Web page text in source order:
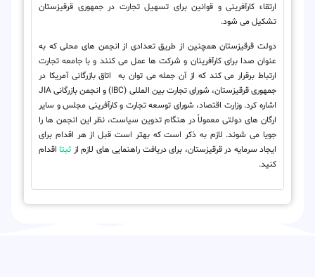
ارتقاء کارآفرینی و قوانین برای تسهیل تجارت در جمهوری قرقیزستان
تشکیل می شود.
دولت قرقیزستان همچنین از طریق تعدادی از انجمن های محلی که به
عنوان صدا برای کارآفرینان و شرکت ها عمل می کنند و با جامعه تجارت
ارتباط برقرار می کند که از آن جمله می توان به اتاق بازرگانی آمریکا در
جمهوری قرقیزستان، شورای تجارت بین المللی (IBC) و انجمن بازرگانی JIA
اشاره کرد. وزارت اقتصاد، شورای توسعه تجارت و کارآفرینی مجلس و سایر
ارگان های دولتی معمولاً در هنگام تدوین سیاست، نظر این انجمن ها را
جویا می شوند. لازم به ذکر است که بهتر است قبل از هر اقدام برای
ایجاد سرمایه در قرقیزستان، برای دریافت راهنمایی های لازم از ثبتا اقدام
کنید.